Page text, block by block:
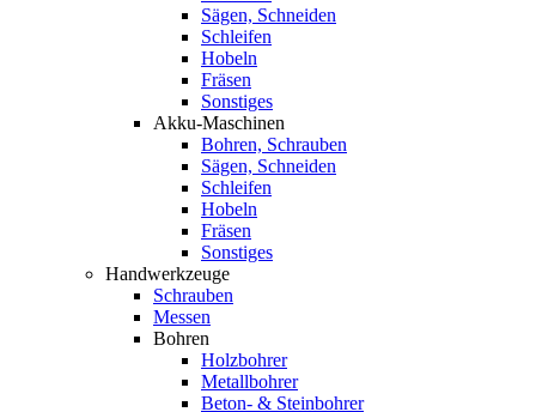
Sägen, Schneiden
Schleifen
Hobeln
Fräsen
Sonstiges
Akku-Maschinen
Bohren, Schrauben
Sägen, Schneiden
Schleifen
Hobeln
Fräsen
Sonstiges
Handwerkzeuge
Schrauben
Messen
Bohren
Holzbohrer
Metallbohrer
Beton- & Steinbohrer